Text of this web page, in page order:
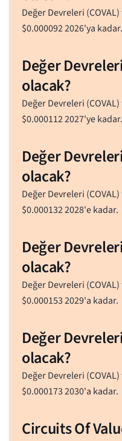
Değer Devreleri
$0.0000922026'ya kadar.
Değer
olacak?
Değer Devreleri
$0.0001122027'ye kadar.
Değer
olacak?
Değer Devreleri
$0.0001322028'e kadar.
Değer
olacak?
Değer Devreleri
$0.0001532029'a kadar.
Değer
olacak?
Değer Devreleri
$0.0001732030'a kadar.
Circuits Of